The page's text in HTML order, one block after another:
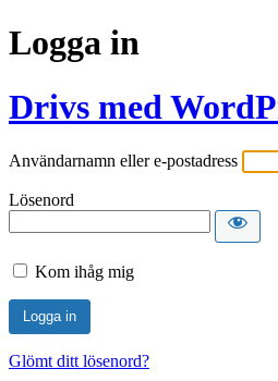
Logga in
Drivs med
Användarnamn eller e-postadress
Lösenord
Kom ihåg mig
Glömt ditt lösenord?